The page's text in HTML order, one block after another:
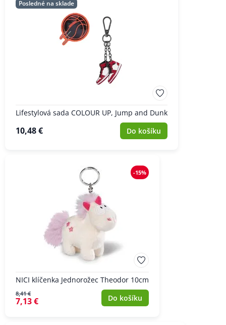
Posledné na sklade
Lifestylová sada COLOUR UP, Jump and Dunk
10,48 € Do košíku
-15%
NICI klíčenka Jednorožec Theodor 10cm
8,41 €
7,13 € Do košíku